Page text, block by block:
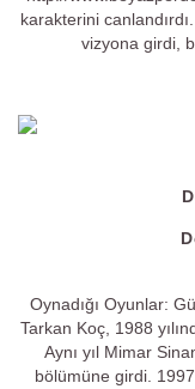
karakterini
vizyona girdi,
Oynadığı Oyunlar:
Tarkan Koç, 1988
Aynı yıl Mimar
bölümüne girdi.